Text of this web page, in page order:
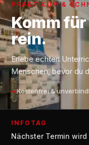
PRAKTIKUM &
Komm
rein.
Erlebe echten
Menschen, bevor du
Kostenfrei &
INFOTAG
Nächster Termin